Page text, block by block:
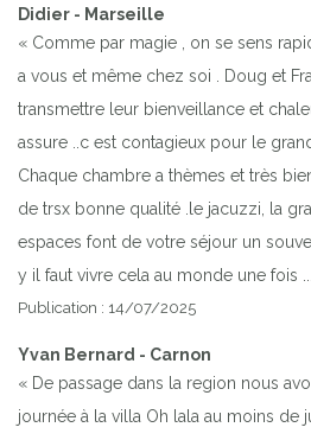
Didier - Marseille
« Comme par magie , on se sens
a vous et même chez soi . Doug et
transmettre leur bienveillance et
assure ..c est contagieux pour le
Chaque chambre a thèmes et très
de trsx bonne qualité .le jacuzzi, la
espaces font de votre séjour un
y il faut vivre cela au monde une fois
Publication : 14/07/2025
Yvan Bernard - Carnon
« De passage dans la region nous
journée à la villa Oh lala au moins de